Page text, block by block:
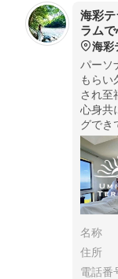
海彩
ラム
海彩
パーソ
もらい
され至
心身共
グでき
本館・
定のラ
名称
住所
電話番